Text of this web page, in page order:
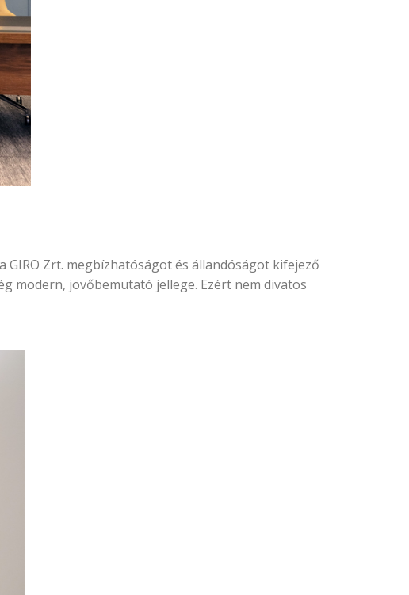
Zrt. megbízhatóságot és állandóságot kifejező
modern, jövőbemutató jellege. Ezért nem divatos